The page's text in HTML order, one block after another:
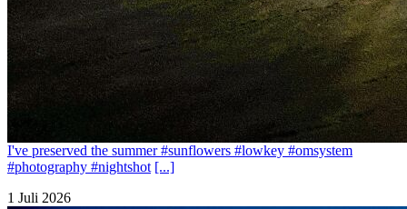
I've preserved the summer #sunflowers #lowkey #omsystem
#photography #nightshot [...]
1 Juli 2026